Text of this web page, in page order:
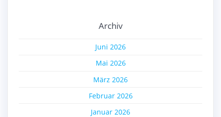
Archiv
Juni 2026
Mai 2026
März 2026
Februar 2026
Januar 2026